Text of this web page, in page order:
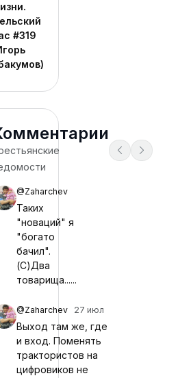
#319
@Zaharchev
28 июл 2026
Таких
"новаций" я
"богато
бачил".
(С)Два
товарища......
@Zaharchev 27 июл
2026
Выход там же, где
и вход. Поменять
трактористов на
цифровиков не